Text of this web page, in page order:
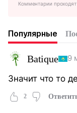
Комментарии
Популярные
Batique 9
Значит что то
2